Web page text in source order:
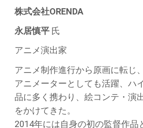
株式会社ORENDA
永居慎平 氏
アニメ演出家
アニメ制作進行から原画に転じ、
アニメーターとしても活躍、 ハ
品に多く携わり、絵コンテ・ 演
をかけてきた。
2014年には自身の初の監督作品